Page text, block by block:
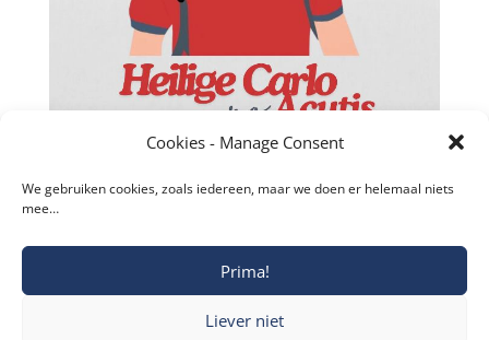
Cookies - Manage Consent
We gebruiken cookies, zoals iedereen, maar we doen er helemaal niets
mee…
Prima!
Liever niet